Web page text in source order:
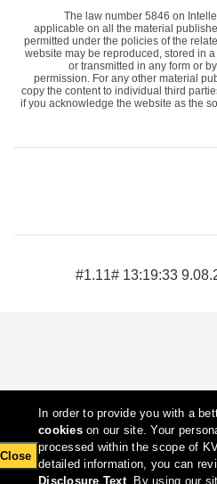
The law number 5846 on
applicable on all the material
permitted under the policies of the
website may be reproduced, stored
or transmitted in any form
permission. For any other material
copy the content to individual third
if you acknowledge the website as
In order to provide you with a
cookieson our site. Your
processed within the scope of
detailed information, you can
Disclosure Text. By using our
Close